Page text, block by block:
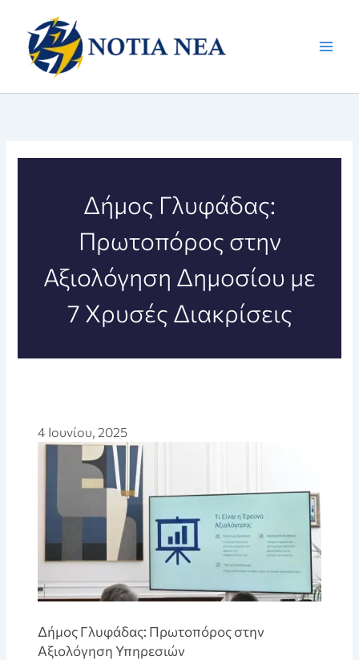
περιεχόμενο
Δήμος Γλυφάδας:
Πρωτοπόρος στην
Αξιολόγηση Δημοσίου με
7 Χρυσές Διακρίσεις
4 Ιουνίου, 2025
Δήμος Γλυφάδας: Πρωτοπόρος στην
Αξιολόγηση Υπηρεσιών